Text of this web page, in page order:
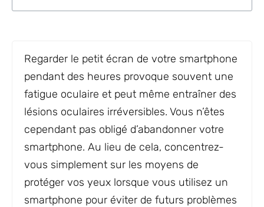
Regarder le petit écran de votre smartphone
pendant des heures provoque souvent une
fatigue oculaire et peut même entraîner des
lésions oculaires irréversibles. Vous n’êtes
cependant pas obligé d’abandonner votre
smartphone. Au lieu de cela, concentrez-
vous simplement sur les moyens de
protéger vos yeux lorsque vous utilisez un
smartphone pour éviter de futurs problèmes